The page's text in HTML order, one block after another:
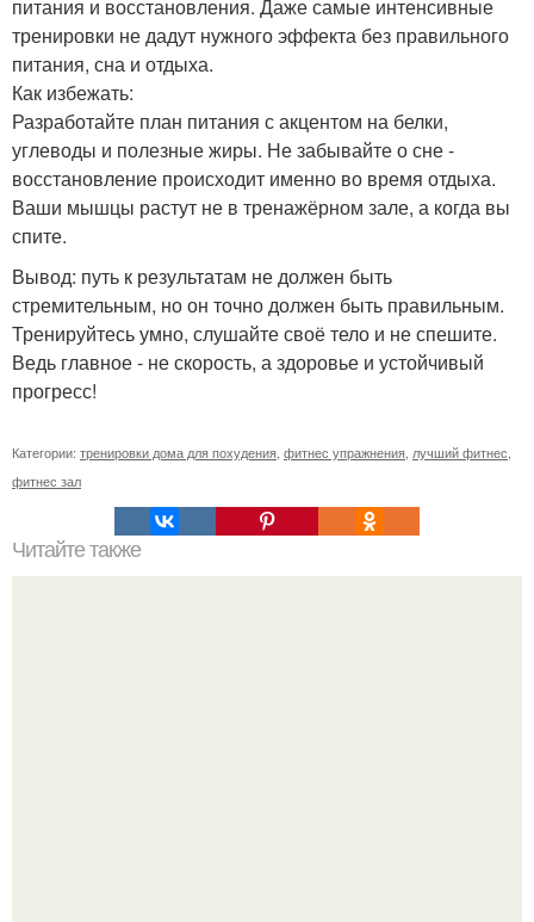
питания и восстановления. Даже самые интенсивные
тренировки не дадут нужного эффекта без правильного
питания, сна и отдыха.
Как избежать:
Разработайте план питания с акцентом на белки,
углеводы и полезные жиры. Не забывайте о сне -
восстановление происходит именно во время отдыха.
Ваши мышцы растут не в тренажёрном зале, а когда вы
спите.
Вывод: путь к результатам не должен быть
стремительным, но он точно должен быть правильным.
Тренируйтесь умно, слушайте своё тело и не спешите.
Ведь главное - не скорость, а здоровье и устойчивый
прогресс!
Категории: тренировки дома для похудения фитнес упражнения лучший фитнес
фитнес зал
Читайте также